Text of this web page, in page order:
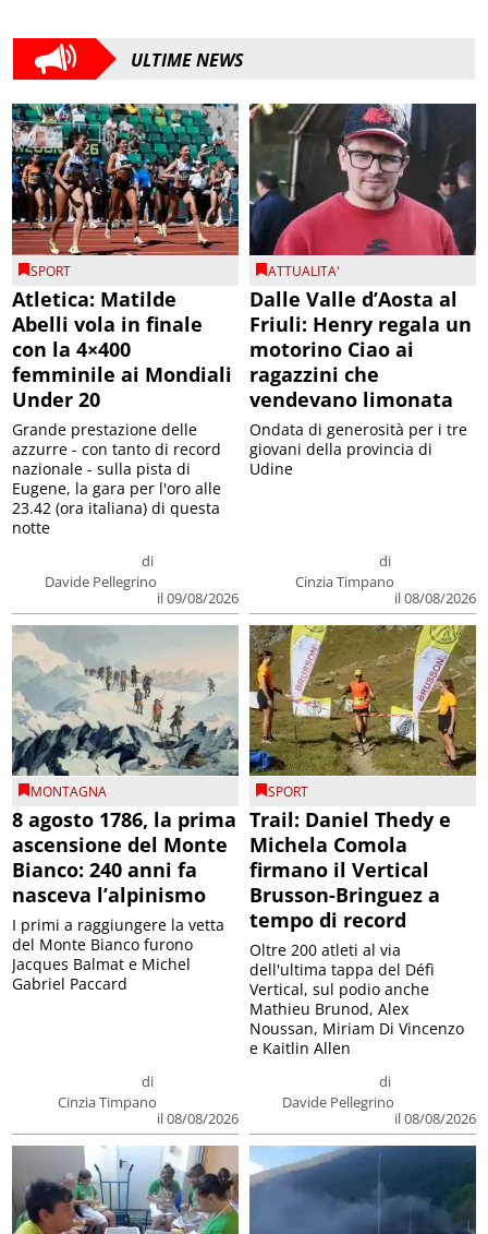
ULTIME NEWS
SPORT
Atletica: Matilde
Abelli vola in finale
con la 4×400
femminile ai Mondiali
Under 20
di
Davide Pellegrino
il 09/08/2026
Grande prestazione delle
azzurre - con tanto di record
nazionale - sulla pista di
Eugene, la gara per l'oro alle
23.42 (ora italiana) di questa
notte
ATTUALITA'
Dalle Valle d’Aosta al
Friuli: Henry regala un
motorino Ciao ai
ragazzini che
vendevano limonata
di
Cinzia Timpano
il 08/08/2026
Ondata di generosità per i tre
giovani della provincia di
Udine
MONTAGNA
8 agosto 1786, la prima
ascensione del Monte
Bianco: 240 anni fa
nasceva l’alpinismo
di
Cinzia Timpano
il 08/08/2026
I primi a raggiungere la vetta
del Monte Bianco furono
Jacques Balmat e Michel
Gabriel Paccard
SPORT
Trail: Daniel Thedy e
Michela Comola
firmano il Vertical
Brusson-Bringuez a
tempo di record
di
Davide Pellegrino
il 08/08/2026
Oltre 200 atleti al via
dell'ultima tappa del Défì
Vertical, sul podio anche
Mathieu Brunod, Alex
Noussan, Miriam Di Vincenzo
e Kaitlin Allen